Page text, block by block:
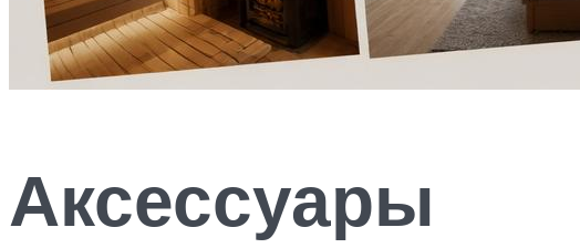
Аксессуары